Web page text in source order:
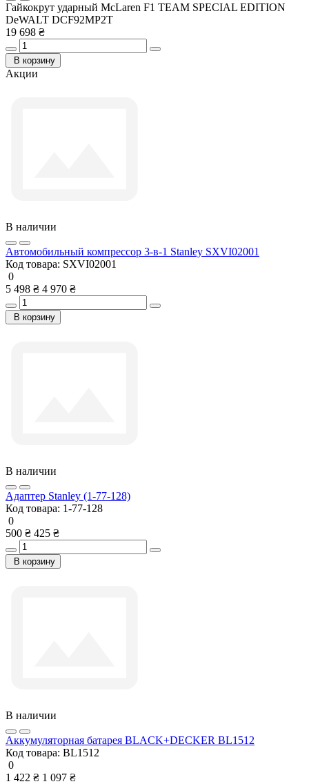
Гайкокрут ударный McLaren F1 TEAM SPECIAL EDITION
DeWALT DCF92MP2T
19 698 ₴
В корзину
Акции
В наличии
Автомобильный компрессор 3-в-1 Stanley SXVI02001
Код товара: SXVI02001
0
5 498 ₴ 4 970 ₴
В корзину
В наличии
Адаптер Stanley (1-77-128)
Код товара: 1-77-128
0
500 ₴ 425 ₴
В корзину
В наличии
Аккумуляторная батарея BLACK+DECKER BL1512
Код товара: BL1512
0
1 422 ₴ 1 097 ₴